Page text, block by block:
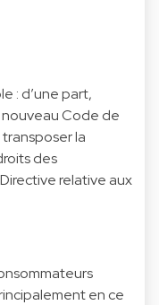
: d’une part,
nouveau Code de
la
des
relative aux
en ce